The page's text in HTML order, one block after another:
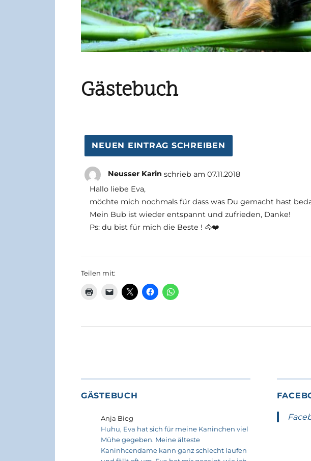
Gästebuch
Neusser Karinschrieb am 07.11.2018
Hallo liebe Eva,
möchte mich nochmals für dass was Du gemacht hast
Mein Bub ist wieder entspannt und zufrieden, Danke!
Ps: du bist für mich die Beste ! 🐴❤️
Teilen mit:
GÄSTEBUCH
Anja Bieg
Huhu, Eva hat sich für meine Kaninchen viel
Mühe gegeben. Meine älteste
Kaninhcendame kann ganz schlecht laufen